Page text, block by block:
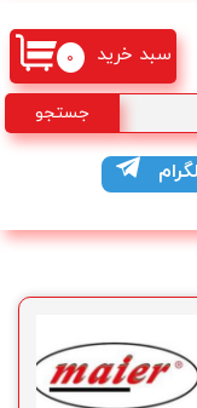
جستجو
۰ سبد خرید